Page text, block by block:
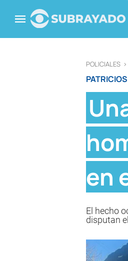
POLICIALES >
en
El hecho
disputan